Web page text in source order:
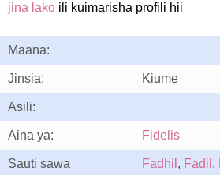
jina lako ili kuimarisha profili hii
Maana:
Jinsia: Kiume
Asili:
Aina ya: Fidelis
Sauti sawa
Fadhil , Fadil ,